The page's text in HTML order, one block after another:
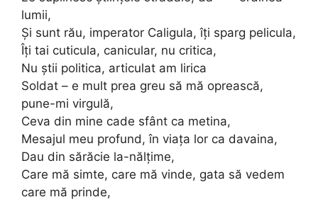
lumii,
Și sunt rău, imperator Caligula, îți sparg pelicula,
Îți tai cuticula, canicular, nu critica,
Nu știi politica, articulat am lirica
Soldat – e mult prea greu să mă oprească,
pune-mi virgulă,
Ceva din mine cade sfânt ca metina,
Mesajul meu profund, în viața lor ca davaina,
Dau din sărăcie la-nălțime,
Care mă simte, care mă vinde, gata să vedem
care mă prinde,